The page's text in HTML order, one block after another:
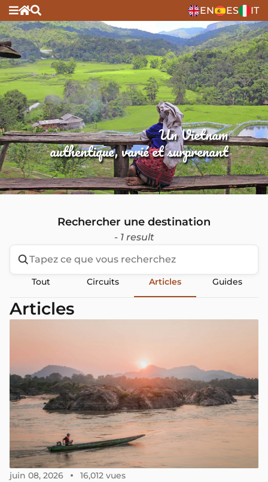
EN ES IT
Un Vietnam
authentique, varié et surprenant
Rechercher une destination
- 1 result
Tout Circuits Articles Guides
Articles
juin 08, 2026 16,012 vues